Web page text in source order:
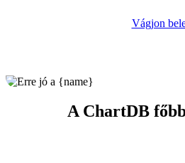
Vágjon
A ChartDB